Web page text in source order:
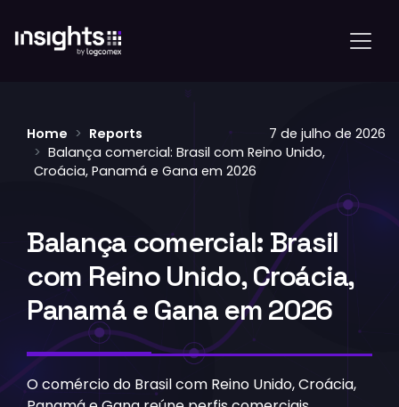
Home
Reports
Balança comercial: Brasil com Reino Unido,
Croácia, Panamá e Gana em 2026
7 de julho de 2026
Balança comercial: Brasil
com Reino Unido, Croácia,
Panamá e Gana em 2026
O comércio do Brasil com Reino Unido, Croácia,